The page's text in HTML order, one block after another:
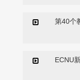
第40个
ECNU
理健